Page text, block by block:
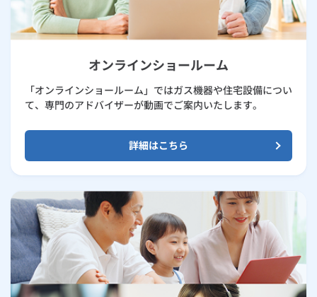
オンラインショールーム
「オンラインショールーム」ではガス機器や住宅設備につい
て、専門のアドバイザーが動画でご案内いたします。
詳細はこちら